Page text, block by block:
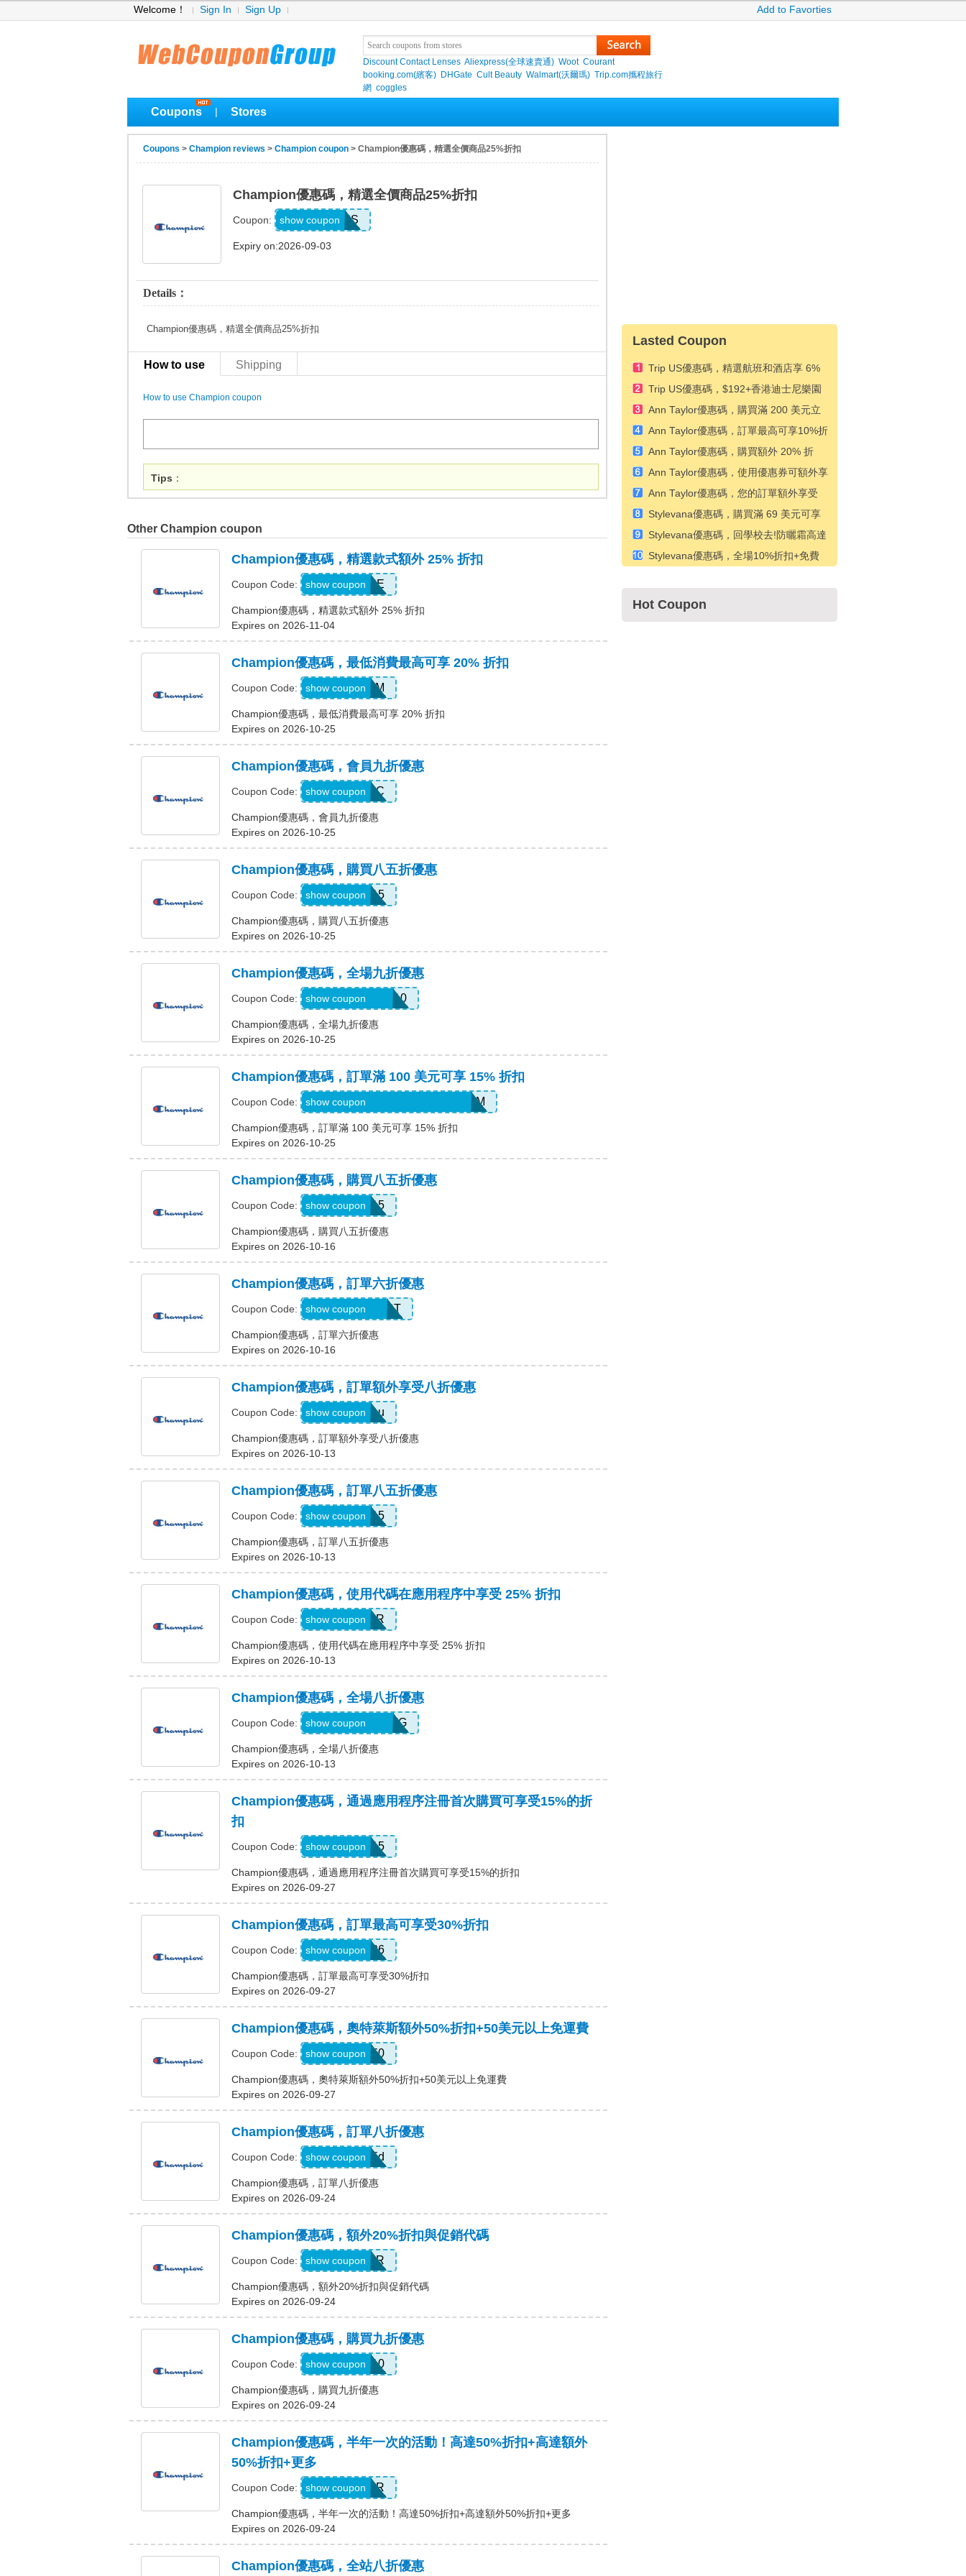
Welcome！ Sign In Sign Up Add to Favorties
Discount Contact Lenses Aliexpress(全球速賣通) Woot Courant
booking.com(繽客) DHGate Cult Beauty Walmart(沃爾瑪) Trip.com攜程旅行
網 coggles
Coupons Stores
Coupons > Champion reviews > Champion coupon > Champion優惠碼，精選全價商品25%折扣
Champion優惠碼，精選全價商品25%折扣
Coupon: ADP22GCHS
show coupon
Expiry on:2026-09-03
Details：
Champion優惠碼，精選全價商品25%折扣
How to use Shipping
How to use Champion coupon
Tips ：
Other Champion coupon
Champion優惠碼，精選款式額外 25% 折扣
Coupon Code: DAYONE
show coupon
Champion優惠碼，精選款式額外 25% 折扣
Expires on 2026-11-04
Champion優惠碼，最低消費最高可享 20% 折扣
Coupon Code: BMSM
show coupon
Champion優惠碼，最低消費最高可享 20% 折扣
Expires on 2026-10-25
Champion優惠碼，會員九折優惠
Coupon Code: AUTHENTIC
show coupon
Champion優惠碼，會員九折優惠
Expires on 2026-10-25
Champion優惠碼，購買八五折優惠
Coupon Code: APP15
show coupon
Champion優惠碼，購買八五折優惠
Expires on 2026-10-25
Champion優惠碼，全場九折優惠
Coupon Code: NEWVUORI-V110
show coupon
Champion優惠碼，全場九折優惠
Expires on 2026-10-25
Champion優惠碼，訂單滿 100 美元可享 15% 折扣
Coupon Code: ONLN-2IW9-ZMNU-UDIW-ROEM
show coupon
Champion優惠碼，訂單滿 100 美元可享 15% 折扣
Expires on 2026-10-25
Champion優惠碼，購買八五折優惠
Coupon Code: APP15
show coupon
Champion優惠碼，購買八五折優惠
Expires on 2026-10-16
Champion優惠碼，訂單六折優惠
Coupon Code: SCORE40FIRST
show coupon
Champion優惠碼，訂單六折優惠
Expires on 2026-10-16
Champion優惠碼，訂單額外享受八折優惠
Coupon Code: 20foryou
show coupon
Champion優惠碼，訂單額外享受八折優惠
Expires on 2026-10-13
Champion優惠碼，訂單八五折優惠
Coupon Code: CHAMP15
show coupon
Champion優惠碼，訂單八五折優惠
Expires on 2026-10-13
Champion優惠碼，使用代碼在應用程序中享受 25% 折扣
Coupon Code: OFFER
show coupon
Champion優惠碼，使用代碼在應用程序中享受 25% 折扣
Expires on 2026-10-13
Champion優惠碼，全場八折優惠
Coupon Code: RWM564VA2QTG
show coupon
Champion優惠碼，全場八折優惠
Expires on 2026-10-13
Champion優惠碼，通過應用程序注冊首次購買可享受15%的折
扣
Coupon Code: APP15
show coupon
Champion優惠碼，通過應用程序注冊首次購買可享受15%的折扣
Expires on 2026-09-27
Champion優惠碼，訂單最高可享受30%折扣
Coupon Code: SUMMER26
show coupon
Champion優惠碼，訂單最高可享受30%折扣
Expires on 2026-09-27
Champion優惠碼，奧特萊斯額外50%折扣+50美元以上免運費
Coupon Code: EXTRA50
show coupon
Champion優惠碼，奧特萊斯額外50%折扣+50美元以上免運費
Expires on 2026-09-27
Champion優惠碼，訂單八折優惠
Coupon Code: MISSEd
show coupon
Champion優惠碼，訂單八折優惠
Expires on 2026-09-24
Champion優惠碼，額外20%折扣與促銷代碼
Coupon Code: SUMMER
show coupon
Champion優惠碼，額外20%折扣與促銷代碼
Expires on 2026-09-24
Champion優惠碼，購買九折優惠
Coupon Code: FURTHER10
show coupon
Champion優惠碼，購買九折優惠
Expires on 2026-09-24
Champion優惠碼，半年一次的活動！高達50%折扣+高達額外
50%折扣+更多
Coupon Code: SUMMER
show coupon
Champion優惠碼，半年一次的活動！高達50%折扣+高達額外50%折扣+更多
Expires on 2026-09-24
Champion優惠碼，全站八折優惠
Lasted Coupon
Trip US優惠碼，精選航班和酒店享 6%
折扣
Trip US優惠碼，$192+香港迪士尼樂園
門票優惠$10
Ann Taylor優惠碼，購買滿 200 美元立
減 50 美元
Ann Taylor優惠碼，訂單最高可享10%折
扣
Ann Taylor優惠碼，購買額外 20% 折
扣，包括清倉
Ann Taylor優惠碼，使用優惠券可額外享
受 20% 折扣
Ann Taylor優惠碼，您的訂單額外享受
10%的折扣
Stylevana優惠碼，購買滿 69 美元可享
受 19% 折扣
Stylevana優惠碼，回學校去!防曬霜高達
22% 折扣
Stylevana優惠碼，全場10%折扣+免費
Hot Coupon